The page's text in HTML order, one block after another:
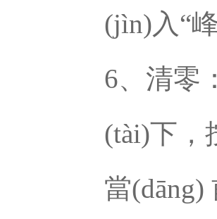
(jìn)入“
6、清零
(tài)下
當(dāng)